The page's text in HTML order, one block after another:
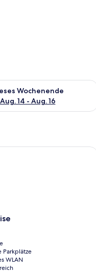
10.
Wochenende
Aug. 14 - Aug. 16
Verfügbarkeit für
Parkplätze
WLAN